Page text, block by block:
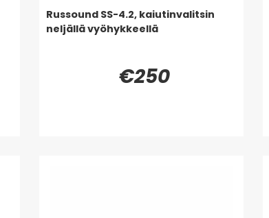
Russound SS-4.2, kaiutinvalitsin
neljällä vyöhykkeellä
€250